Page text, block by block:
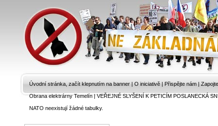
Úvodní stránka, začít klepnutím na banner | O iniciativě | Přispějte nám |
Obrana elektrárny Temelín|VEŘEJNÉ SLYŠENÍ K PETICÍM POSLANECKÁ
NATO neexistují žádné tabulky.